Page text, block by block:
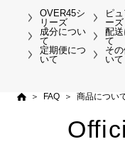
OVER45シ
リーズ
ピ
ーズ
成分につい
て
配
て
定期便につ
いて
そ
いて
FAQ 商品につい